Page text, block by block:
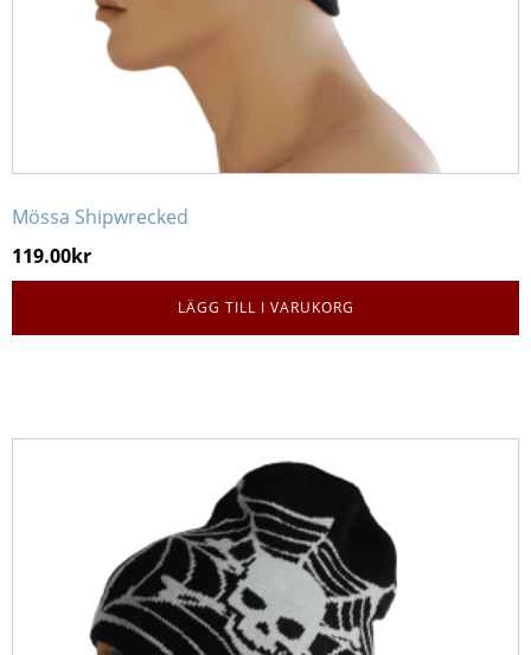
Mössa Shipwrecked
119.00kr
LÄGG TILL I VARUKORG